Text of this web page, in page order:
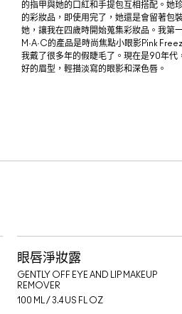
的指甲與她的口紅和手提包互相搭配。她
的彩妝品，即使用完了，她還是會留著包
她，讓我在四歲時開始蒐集彩妝品。我第
M·A·C的產品是時尚焦點小眼影Pink
我戴了很多年的假睫毛了。現在是90年代
好的眉型，輕描淡寫的眼影和深色唇。
眼唇淨妝露
GENTLY OFF EYE AND LIP MAKEUP
REMOVER
100 ML / 3.4 US FL OZ